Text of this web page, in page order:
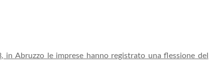
Abruzzo le imprese hanno registrato una flessione del